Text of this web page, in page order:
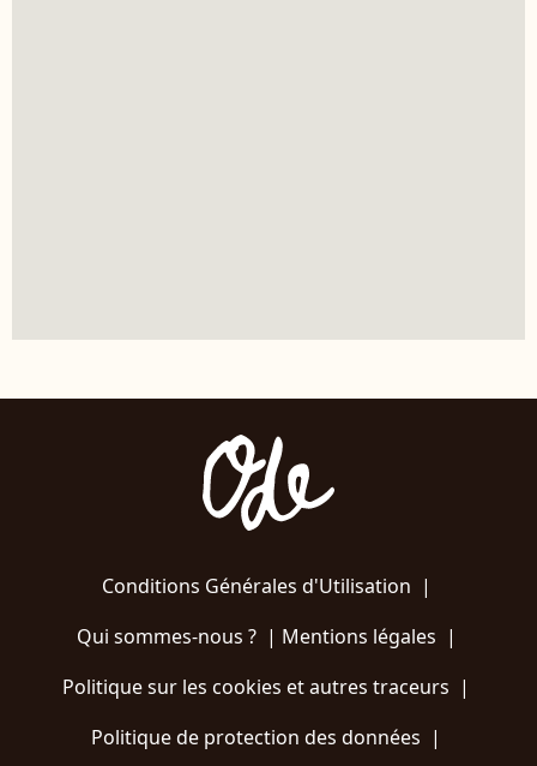
Conditions Générales d'Utilisation |
Qui sommes-nous ?| Mentions légales |
Politique sur les cookies et autres traceurs |
Politique de protection des données |